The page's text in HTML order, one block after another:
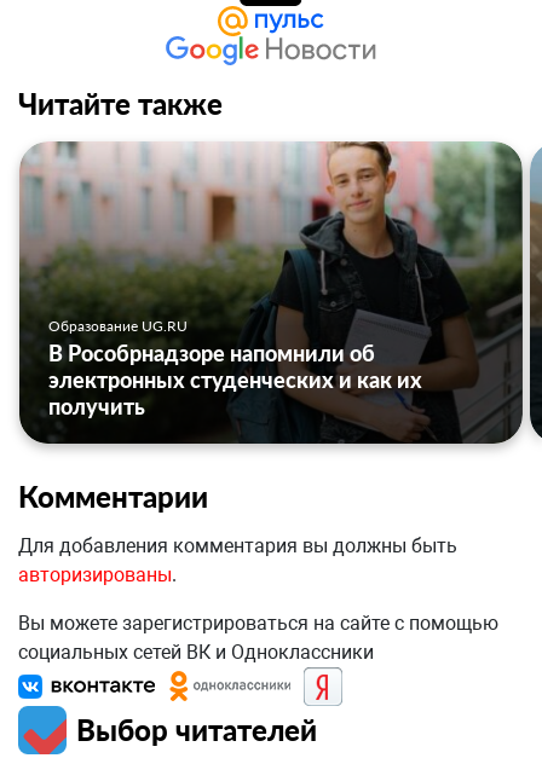
Читайте также
Образование UG.RU
В Рособрнадзоре напомнили об
электронных студенческих и как их
получить
Комментарии
Для добавления комментария вы должны быть
авторизированы.
Вы можете зарегистрироваться на сайте с помощью
социальных сетей ВК и Одноклассники
Выбор читателей